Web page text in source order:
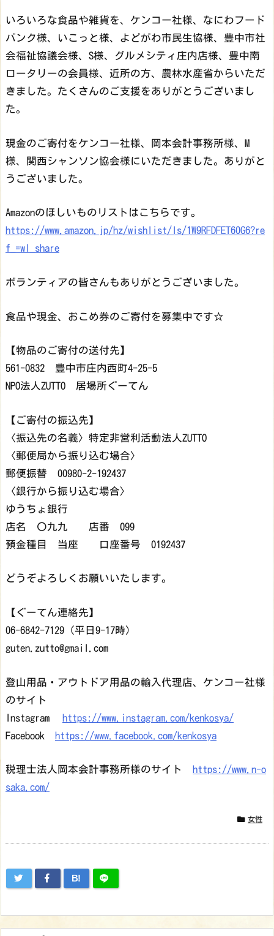
いろいろな食品や雑貨を、ケンコー社様、なにわフード
バンク様、いこっと様、よどがわ市民生協様、豊中市社
会福祉協議会様、S様、グルメシティ庄内店様、豊中南
ロータリーの会員様、近所の方、農林水産省からいただ
きました。たくさんのご支援をありがとうございまし
た。
現金のご寄付をケンコー社様、岡本会計事務所様、M
様、関西シャンソン協会様にいただきました。ありがと
うございました。
Amazonのほしいものリストはこちらです。
https://www.amazon.jp/hz/wishlist/ls/1W9RFDFET60G6?re
f_=wl_share
ボランティアの皆さんもありがとうございました。
食品や現金、おこめ券のご寄付を募集中です☆
【物品のご寄付の送付先】
561-0832 豊中市庄内西町4-25-5
NPO法人ZUTTO 居場所ぐーてん
【ご寄付の振込先】
〈振込先の名義〉特定非営利活動法人ZUTTO
〈郵便局から振り込む場合〉
郵便振替 00980-2-192437
〈銀行から振り込む場合〉
ゆうちょ銀行
店名 〇九九 店番 099
預金種目 当座 口座番号 0192437
どうぞよろしくお願いいたします。
【ぐーてん連絡先】
06-6842-7129（平日9-17時）
guten.zutto@gmail.com
登山用品・アウトドア用品の輸入代理店、ケンコー社様
のサイト
Instagram https://www.instagram.com/kenkosya/
Facebook https://www.facebook.com/kenkosya
税理士法人岡本会計事務所様のサイト https://www.n-o
saka.com/
女性
B!